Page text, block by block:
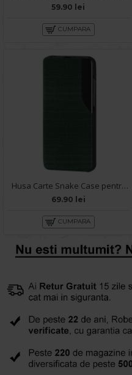
59.90 lei
CUMPARA
Husa Carte Snake Case pentru Samsung Galaxy A72 - Verde
69.90 lei
CUMPARA